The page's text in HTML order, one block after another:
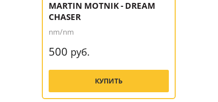
MARTIN MOTNIK - DREAM
CHASER
nm/nm
500 руб.
КУПИТЬ